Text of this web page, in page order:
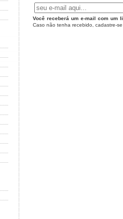
Você receberá um e-mail com um
Caso não tenha recebido, cadastre-